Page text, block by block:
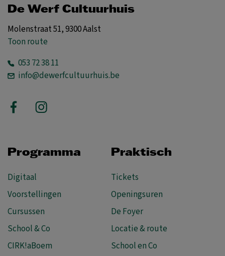
De Werf Cultuurhuis
Molenstraat 51, 9300 Aalst
Toon route
053 72 38 11
info@dewerfcultuurhuis.be
Programma
Digitaal
Voorstellingen
Cursussen
School & Co
CIRK!aBoem
Praktisch
Tickets
Openingsuren
De Foyer
Locatie & route
School en Co